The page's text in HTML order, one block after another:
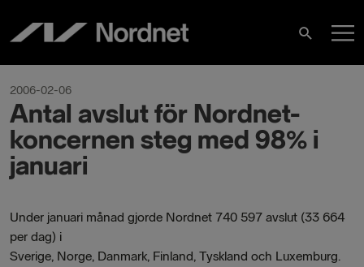
innehåll
Sök
2006-02-06
Antal avslut för Nordnet-
koncernen steg med 98% i
januari
Under januari månad gjorde Nordnet 740 597 avslut (33 664
per dag) i
Sverige, Norge, Danmark, Finland, Tyskland och Luxemburg.